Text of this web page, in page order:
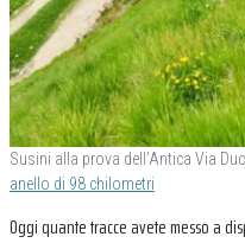
Susini alla prova dell’Antica Via
anello di 98 chilometri
Oggi quante tracce avete messo a